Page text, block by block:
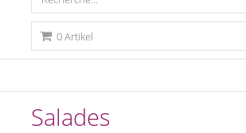
0 Artikel
Salades